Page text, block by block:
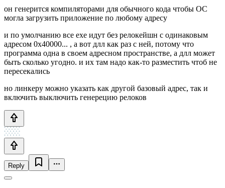
он генерится компиляторами для обычного кода чтобы ОС
могла загрузить приложение по любому адресу
и по умолчанию все exe идут без релокейшн с одинаковым
адресом 0x40000... , а вот длл как раз с ней, потому что
программа одна в своем адресном пространстве, а длл может
быть сколько угодно. и их там надо как-то разместить чтоб не
пересекались
но линкеру можно указать как другой базовый адрес, так и
включить выключить генерецию релоков
Reply